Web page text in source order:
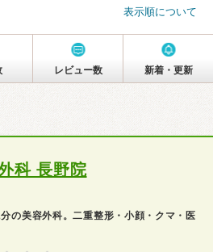
表示順について
レビュー数 新着・更新
科 長野院
の美容外科。二重整形・小顔・クマ・医